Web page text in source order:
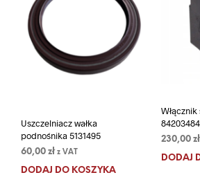
Uszczelniacz wałka
podnośnika 5131495
60,00 zł z VAT
DODAJ DO KOSZYKA
Włącznik
84203484
230,00 zł
DODAJ